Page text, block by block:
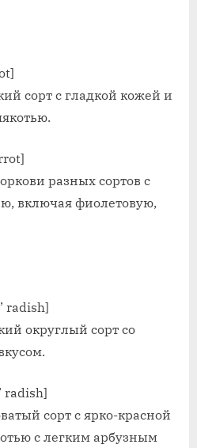
сорт с гладкой кожей и
разных сортов с
включая фиолетовую,
radish]
округлый сорт со
radish]
сорт с ярко-красной
с легким арбузным